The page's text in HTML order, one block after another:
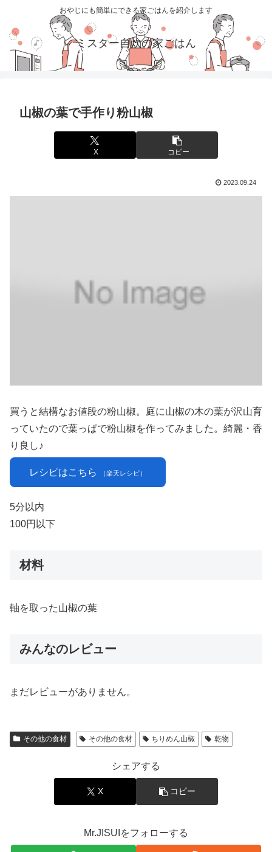
おやじにも簡単にできる家ごはんを紹介します
ミスター自炊の家ごはん
山椒の葉で手作り粉山椒
X コピー
2023.09.24
買うと結構なお値段の粉山椒。庭に山椒の木の葉が沢山育
っていたので葉っぱで粉山椒を作ってみました。綺麗・香
り良し♪
レシピはこちら （楽天レシピ）
5分以内
100円以下
材料
軸を取った山椒の葉
みんなのレビュー
まだレビューがありません。
その他の食材 その他の食材 ちりめん山椒 乾物
シェアする
X コピー
Mr.JISUIをフォローする